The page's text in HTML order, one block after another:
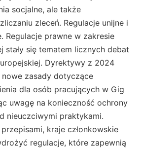
socjalne, ale także
zleceń​. Regulacje unijne i
Regulacje prawne w zakresie
stały się tematem licznych debat
Dyrektywy z 2024
zasady dotyczące
dla osób pracujących w Gig
uwagę na konieczność ochrony
nieuczciwymi praktykami.
kraje członkowskie
regulacje, które zapewnią